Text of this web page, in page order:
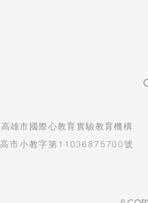
​高雄市國際心教育實驗教育機構
高市小教字第11036875700號